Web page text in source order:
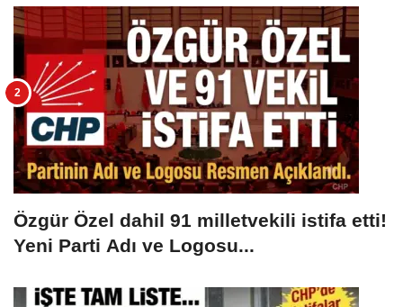
Özgür Özel dahil 91 milletvekili istifa etti!
Yeni Parti Adı ve Logosu...